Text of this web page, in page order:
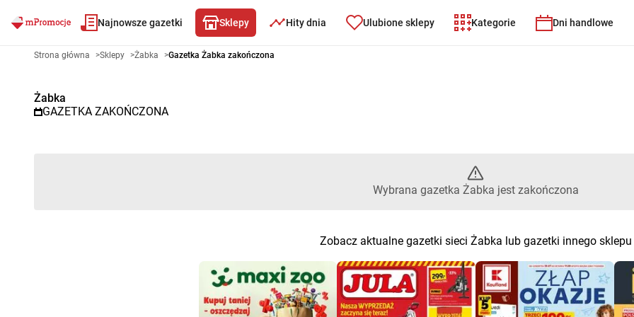
Najnowsze gazetki Sklepy Hity dnia Ulubione sklepy Kategorie Dni handlowe
Gazetka promocyjna Żabka – Wybrana gazetka Żabka jest
Strona główna >Sklepy >Żabka >Gazetka Żabka zakończona
Żabka
GAZETKA ZAKOŃCZONA
Wybrana gazetka Żabka jest zakończona
Zobacz aktualne gazetki sieci Żabka lub gazetki innego sklepu